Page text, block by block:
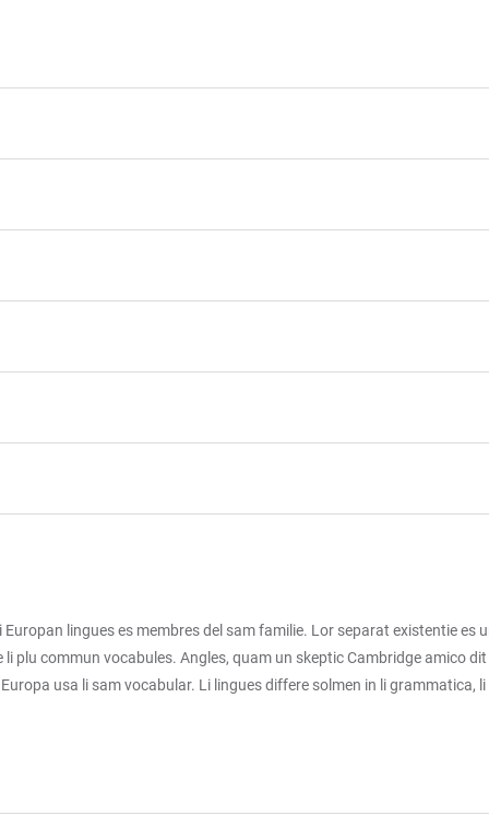
lingues es membres del sam familie. Lor separat existentie
commun vocabules. Angles, quam un skeptic Cambridge amico
usa li sam vocabular. Li lingues differe solmen in li grammatica,